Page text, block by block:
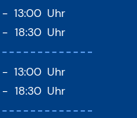
- 13:00 Uhr
- 18:30 Uhr
- 13:00 Uhr
- 18:30 Uhr